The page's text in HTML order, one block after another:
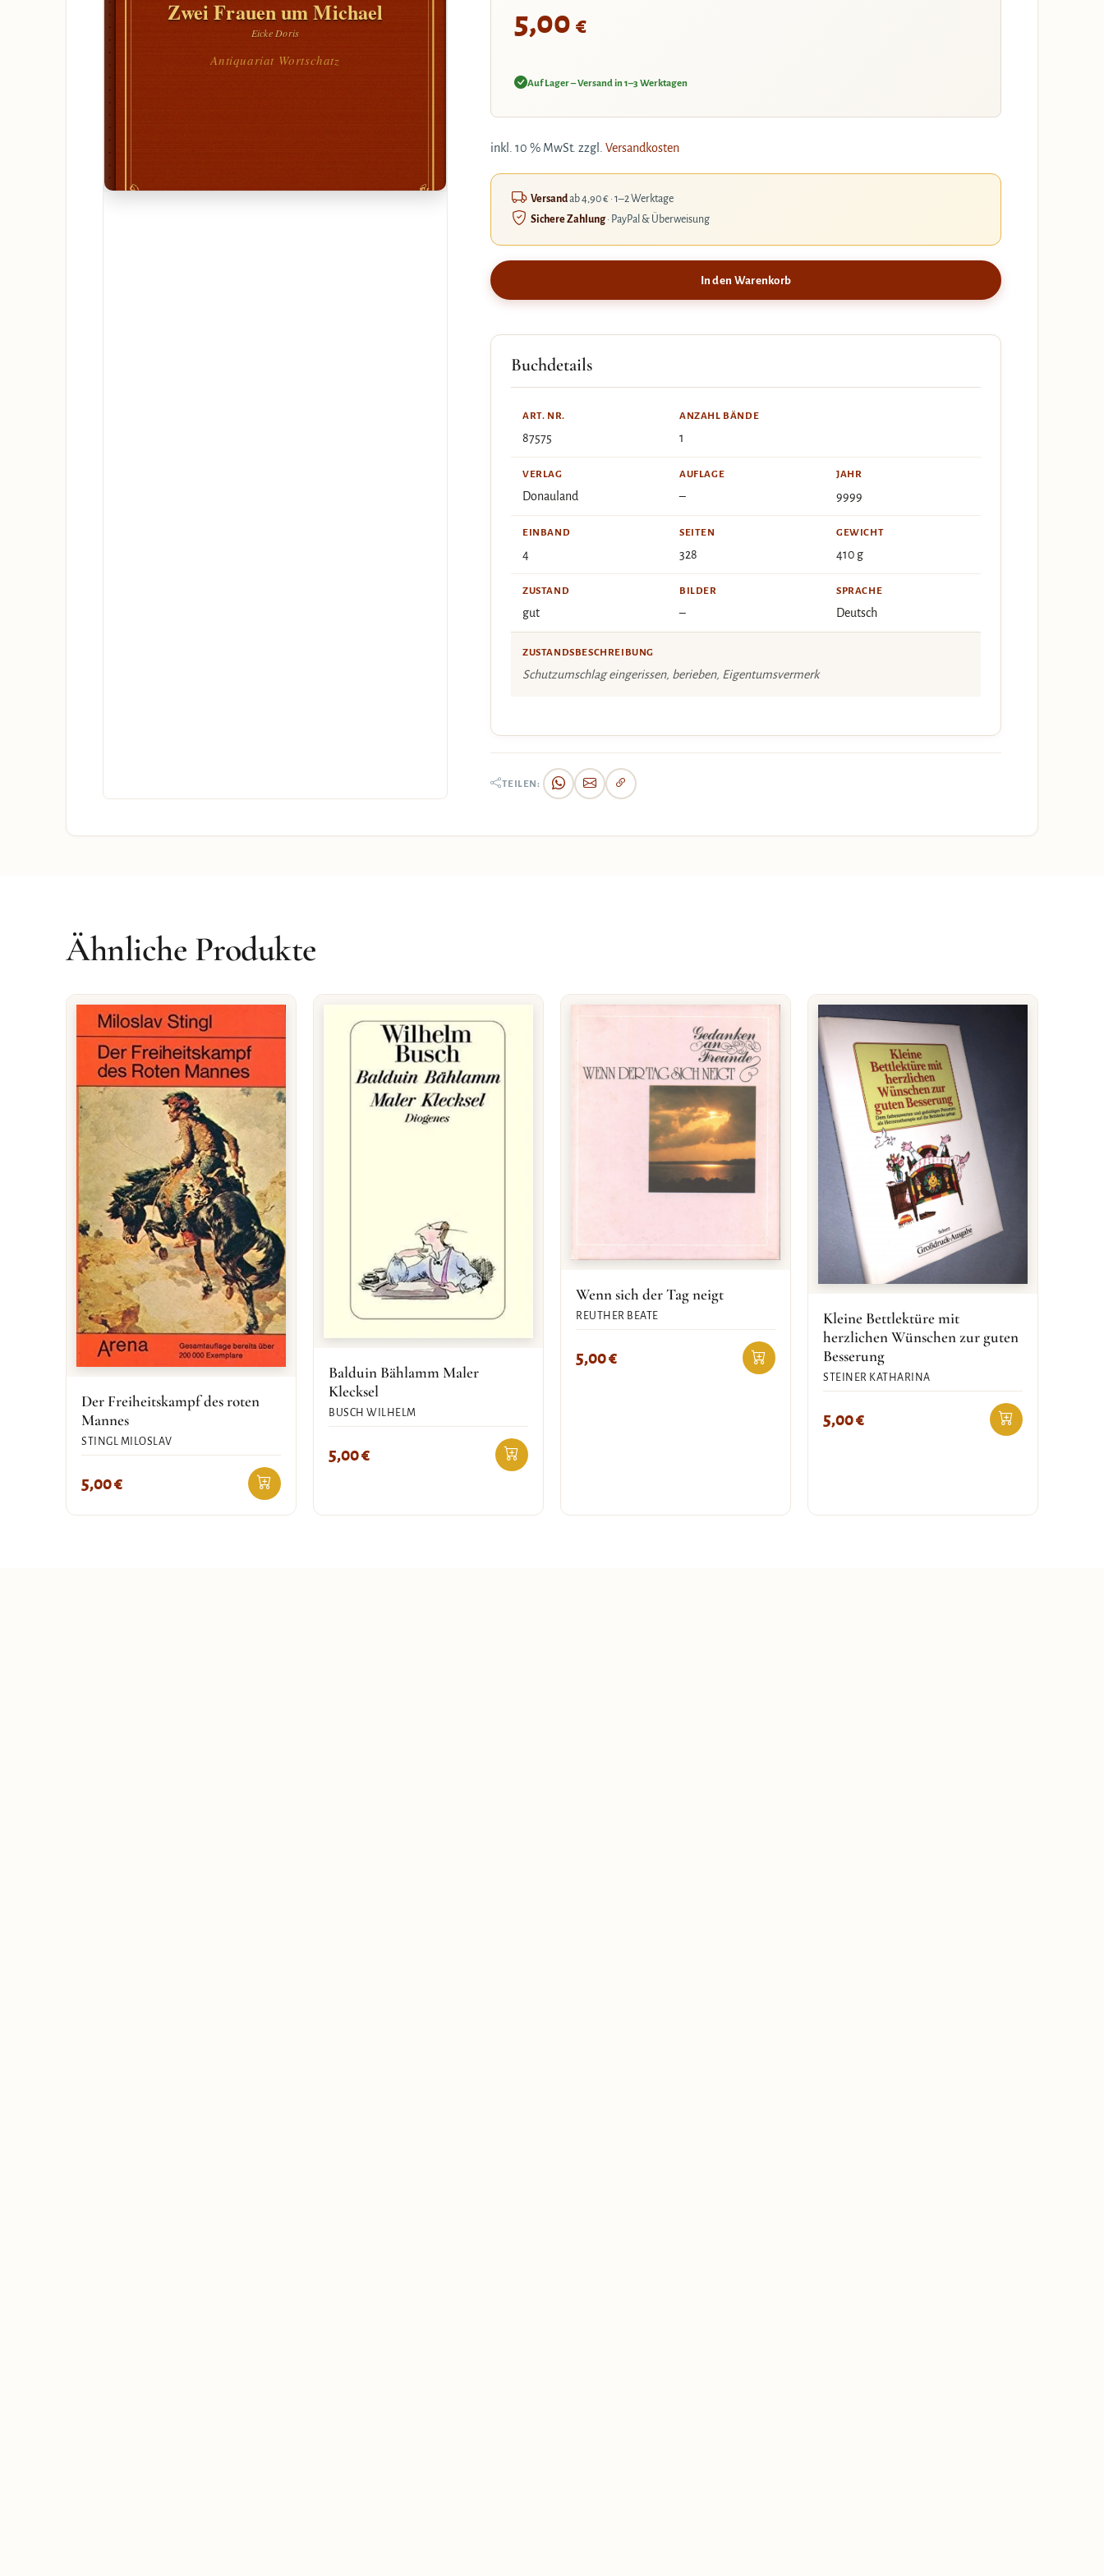
Zwei Frauen um Michael
Eicke Doris
Antiquariat Wortschatz
5,00 €
Auf Lager – Versand in 1–3 Werktagen
inkl. 10 % MwSt. zzgl. Versandkosten
Versandab 4,90 € · 1–2 Werktage
Sichere Zahlung· PayPal & Überweisung
In den Warenkorb
Buchdetails
ART. NR.
87575
ANZAHL BÄNDE
1
VERLAG
Donauland
AUFLAGE
–
JAHR
9999
EINBAND
4
SEITEN
328
GEWICHT
410 g
ZUSTAND
gut
BILDER
–
SPRACHE
Deutsch
ZUSTANDSBESCHREIBUNG
Schutzumschlag eingerissen, berieben, Eigentumsvermerk
TEILEN:
Ähnliche Produkte
Der Freiheitskampf des roten
Mannes
STINGL MILOSLAV
5,00€
Balduin Bählamm Maler
Klecksel
BUSCH WILHELM
5,00€
Wenn sich der Tag neigt
REUTHER BEATE
5,00€
Kleine Bettlektüre mit
herzlichen Wünschen zur guten
Besserung
STEINER KATHARINA
5,00€